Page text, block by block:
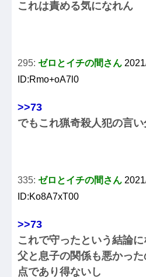
これは責める気になれん
295: ゼロとイチの間さん
ID:Rmo+oA7l0
>>73
でもこれ猟奇殺人犯の言い
335: ゼロとイチの間さん
ID:Ko8A7xT00
>>73
これで守ったという結論に
父と息子の関係も悪かっ
点であり得ないし